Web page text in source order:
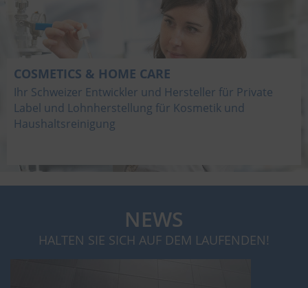
COSMETICS & HOME CARE
Ihr Schweizer Entwickler und Hersteller für Private
Label und Lohnherstellung für Kosmetik und
Haushaltsreinigung
NEWS
HALTEN SIE SICH AUF DEM LAUFENDEN!